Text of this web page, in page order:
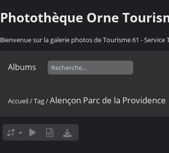
Photothèque Orne
Bienvenue sur la galerie photos de Tourisme 61 -
Albums
Accueil/Tag/Alençon Parc de la Providence